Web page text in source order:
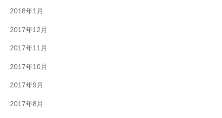
2018年1月
2017年12月
2017年11月
2017年10月
2017年9月
2017年8月